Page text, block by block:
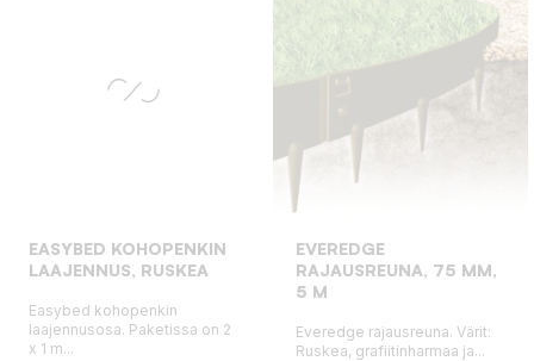
EASYBED KOHOPENKIN
LAAJENNUS, RUSKEA
Easybed kohopenkin
laajennusosa. Paketissa on 2
x 1 m...
EVEREDGE
RAJAUSREUNA, 75 MM,
5 M
Everedge rajausreuna. Värit:
Ruskea, grafiitinharmaa ja...